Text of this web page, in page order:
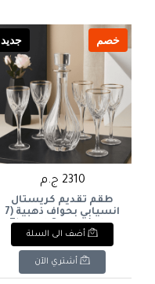
خصم جديد
2310 ج.م
طقم تقديم كريستال
انسيابي بحواف ذهبية (7
قطع) Elegant Curved
Crystal Decanter & Glass
Set (7 Pieces)
أضف الى السلة
أشتري الآن